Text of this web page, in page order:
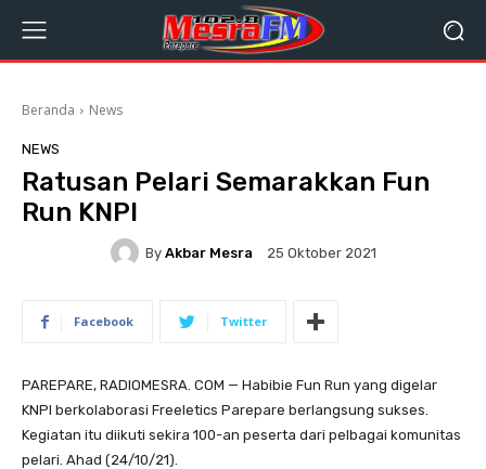
Beranda News
NEWS
Ratusan Pelari Semarakkan Fun
Run KNPI
By Akbar Mesra 25 Oktober 2021
Facebook Twitter
PAREPARE, RADIOMESRA. COM — Habibie Fun Run yang digelar
KNPI berkolaborasi Freeletics Parepare berlangsung sukses.
Kegiatan itu diikuti sekira 100-an peserta dari pelbagai komunitas
pelari. Ahad (24/10/21).